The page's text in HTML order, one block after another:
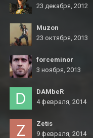
23 декабря, 2012
Muzon
23 октября, 2013
forceminor
3 ноября, 2013
DAMbeR
4 февраля, 2014
Zetis
9 февраля, 2014